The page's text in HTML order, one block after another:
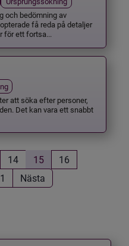
och bedömning av
få reda på detaljer
för ett fortsa...
att söka efter personer,
Det kan vara ett snabbt
14 15
16
Nästa